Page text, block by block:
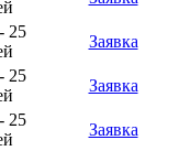
25
Заявка
25
Заявка
25
Заявка